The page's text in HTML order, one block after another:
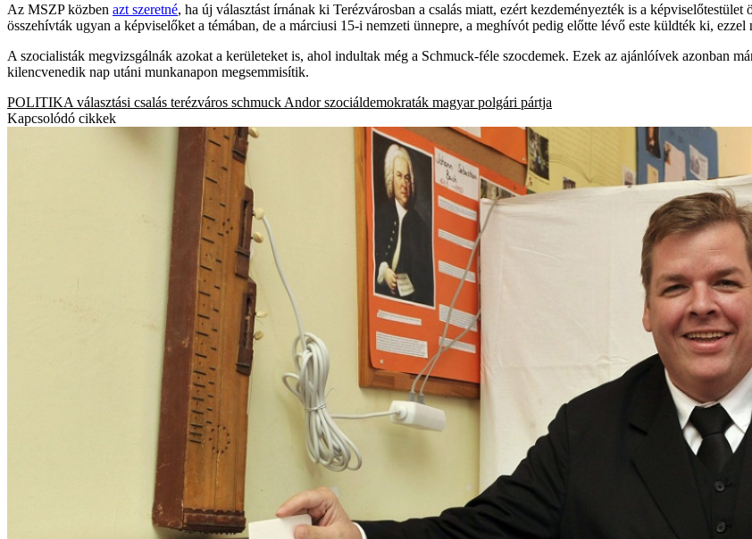
Az MSZP közben azt szeretné, ha új választást írnának ki Terézvárosban a csalás miatt, ezért kezdeményezték is a képviselőtestület
összehívták ugyan a képviselőket a témában, de a márciusi 15-i nemzeti ünnepre, a meghívót pedig előtte lévő este küldték ki,
A szocialisták megvizsgálnák azokat a kerületeket is, ahol indultak még a Schmuck-féle szocdemek. Ezek az ajánlóívek azonban
kilencvenedik nap utáni munkanapon megsemmisítik.
POLITIKA választási csalás terézváros schmuck Andor szociáldemokraták magyar polgári pártja
Kapcsolódó cikkek